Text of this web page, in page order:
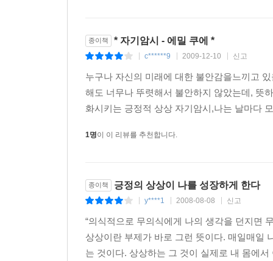
종이책 * 자기암시 - 에밀 쿠에 *
c******9 2009-12-10 신고
누구나 자신의 미래에 대한 불안감을느끼고
해도 너무나 뚜렷해서 불안하지 않았는데, 뜻
화시키는 긍정적 상상 자기암시,나는 날마다
1명이 이 리뷰를 추천합니다.
종이책 긍정의 상상이 나를 성장하게 한다
y****1 2008-08-08 신고
“의식적으로 무의식에게 나의 생각을 던지면
상상이란 부제가 바로 그런 뜻이다. 매일매일
는 것이다. 상상하는 그 것이 실제로 내 몸에